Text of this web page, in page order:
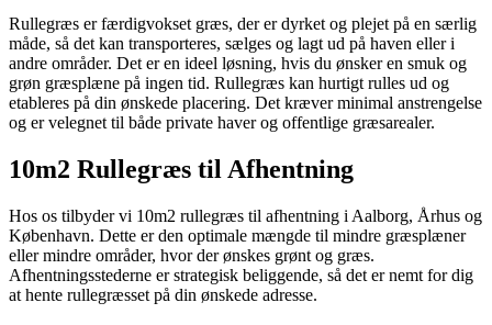
Rullegræs er færdigvokset græs, der er dyrket og plejet på en særlig
måde, så det kan transporteres, sælges og lagt ud på haven eller i
andre områder. Det er en ideel løsning, hvis du ønsker en smuk og
grøn græsplæne på ingen tid. Rullegræs kan hurtigt rulles ud og
etableres på din ønskede placering. Det kræver minimal anstrengelse
og er velegnet til både private haver og offentlige græsarealer.
10m2 Rullegræs til Afhentning
Hos os tilbyder vi 10m2 rullegræs til afhentning i Aalborg, Århus og
København. Dette er den optimale mængde til mindre græsplæner
eller mindre områder, hvor der ønskes grønt og græs.
Afhentningsstederne er strategisk beliggende, så det er nemt for dig
at hente rullegræsset på din ønskede adresse.